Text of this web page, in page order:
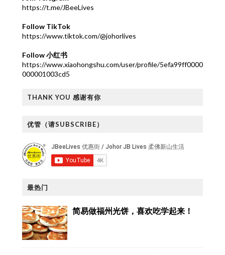
https://t.me/JBeeLives
Follow TikTok
https://www.tiktok.com/@johorlives
Follow 小红书
https://www.xiaohongshu.com/user/profile/5efa99ff0000
000001003cd5
THANK YOU 感谢有你
优管（请SUBSCRIBE）
最热门
简易做福州光饼，喜欢吃学起来！